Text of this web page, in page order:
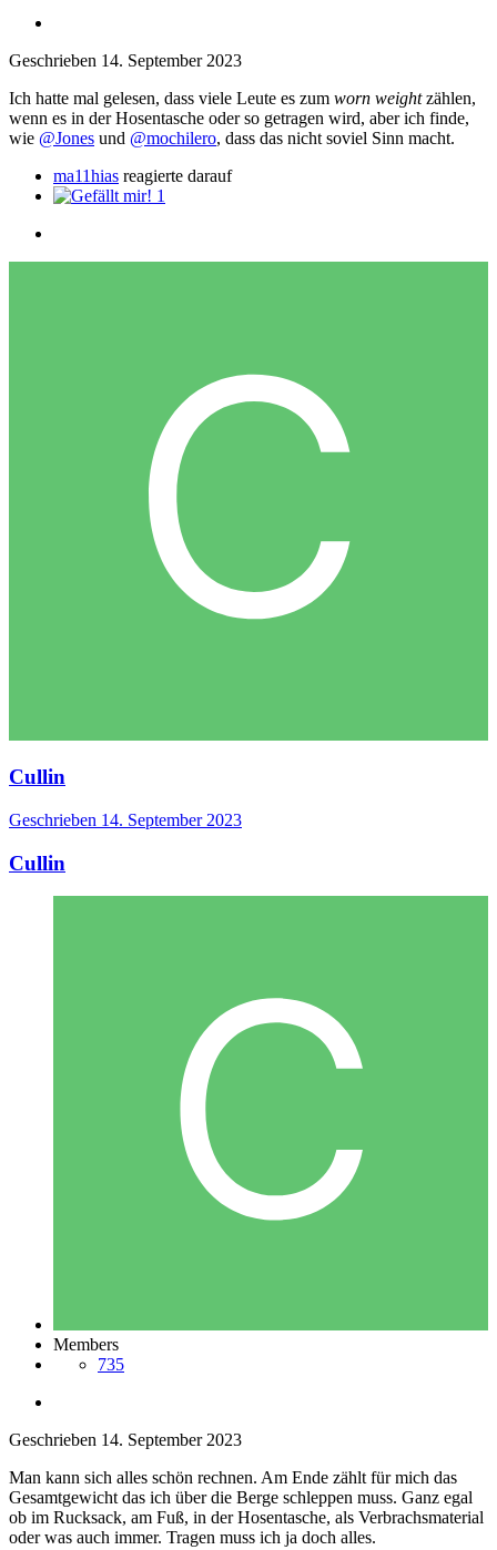
Geschrieben 14. September 2023
Ich hatte mal gelesen, dass viele Leute es zum worn weightzählen,
wenn es in der Hosentasche oder so getragen wird, aber ich finde,
wie @Jones und @mochilero, dass das nicht soviel Sinn macht.
ma11hias reagierte darauf
1
Cullin
Geschrieben 14. September 2023
Cullin
Members
735
Geschrieben 14. September 2023
Man kann sich alles schön rechnen. Am Ende zählt für mich das
Gesamtgewicht das ich über die Berge schleppen muss. Ganz egal
ob im Rucksack, am Fuß, in der Hosentasche, als Verbrachsmaterial
oder was auch immer. Tragen muss ich ja doch alles.